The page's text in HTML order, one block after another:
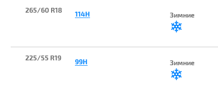
265/60 R18 114H Зимние
225/55 R19 99H Зимние